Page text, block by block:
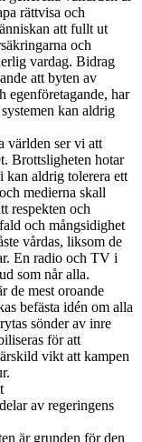
rättvisa och
att fullt ut
och
vardag. Bidrag
att byten av
egenföretagande, har
kan aldrig
världen ser vi att
Brottsligheten hotar
kan aldrig tolerera ett
medierna skall
respekten och
och mångsidighet
vårdas, liksom de
En radio och TV i
som når alla.
de mest oroande
befästa idén om alla
sönder av inre
för att
vikt att kampen
av regeringens
är grunden för den